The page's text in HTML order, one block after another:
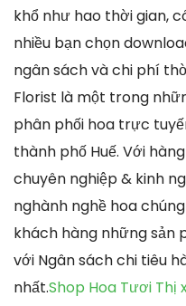
khổ như hao thời gian,
nhiều bạn chọn
ngân sách và chi phí
Florist là một trong
phân phối hoa trực
thành phố Huế. Với
chuyên nghiệp & kinh
nghành nghề hoa
khách hàng những sản
với Ngân sách chi tiêu
nhất.Shop Hoa Tươi Thị